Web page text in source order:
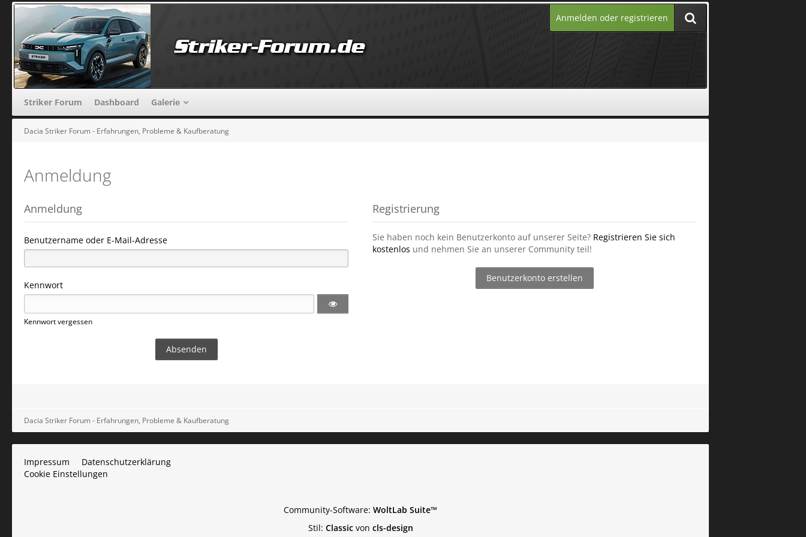
Anmelden oder registrieren
Striker Forum Dashboard Galerie
Dacia Striker Forum - Erfahrungen, Probleme & Kaufberatung
Anmeldung
Anmeldung
Benutzername oder E-Mail-Adresse
Kennwort
Kennwort vergessen
Registrierung
Sie haben noch kein Benutzerkonto auf unserer Seite? Registrieren Sie sich
kostenlos und nehmen Sie an unserer Community teil!
Benutzerkonto erstellen
Dacia Striker Forum - Erfahrungen, Probleme & Kaufberatung
Impressum
Datenschutzerklärung
Cookie Einstellungen
Community-Software: WoltLab Suite™
Stil: Classicvon cls-design